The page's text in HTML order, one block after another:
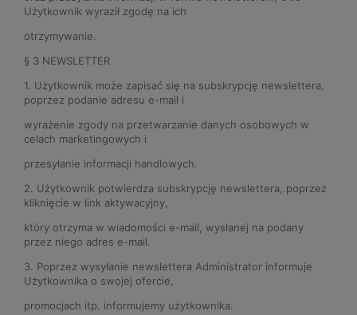
Użytkownik wyraził zgodę na ich
otrzymywanie.
§ 3 NEWSLETTER
1. Użytkownik może zapisać się na subskrypcję newslettera,
poprzez podanie adresu e-mail i
wyrażenie zgody na przetwarzanie danych osobowych w
celach marketingowych i
przesyłanie informacji handlowych.
2. Użytkownik potwierdza subskrypcję newslettera, poprzez
kliknięcie w link aktywacyjny,
który otrzyma w wiadomości e-mail, wysłanej na podany
przez niego adres e-mail.
3. Poprzez wysyłanie newslettera Administrator informuje
Użytkownika o swojej ofercie,
promocjach itp. informujemy użytkownika.